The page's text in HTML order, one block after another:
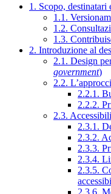
1. Scopo, destinatari
1.1.
1.2.
1.3.
2. Introduzione al
2.1. Design
government)
2.2.
2.2.1.
2.2.2.
2.3.
2.3.1.
2.3.2.
2.3.3.
2.3.4.
2.3.5.
2.3.6.